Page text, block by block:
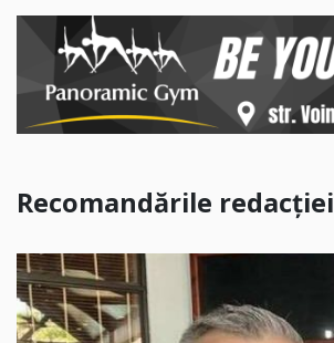
Recomandările redacției